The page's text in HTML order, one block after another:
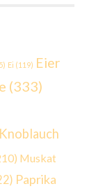
Ei (119) Eier
(333)
Knoblauch
Muskat
Paprika